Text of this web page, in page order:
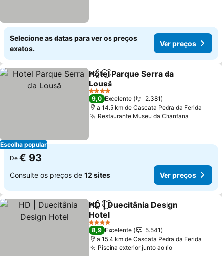
Selecione as datas para ver os preços
exatos.
Ver preços
Escolha popular
PartilharAdicionar aos favoritos
Hotel Parque Serra da
Lousã
Ver preços
4 Estrelas
9,0 Excelente
2.381
a 14.5 km de Cascata Pedra da Ferida
Restaurante Museu da Chanfana
De € 93
Consulte os preços de 12 sites Ver preços
PartilharAdicionar aos favoritos
HD | Duecitânia Design
Hotel
Ver preços
4 Estrelas
8,9 Excelente
5.541
a 15.4 km de Cascata Pedra da Ferida
Piscina exterior junto ao rioVer preços